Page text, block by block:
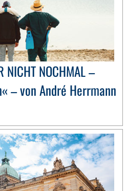
NICHT NOCHMAL –
– von André Herrmann